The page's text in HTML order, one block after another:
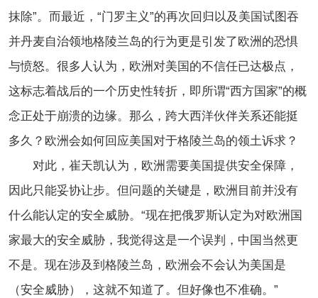
抹除”。而最近，“门罗主义”的再次回归以及美国试图吞
并丹麦自治领地格陵兰岛的行为更是引发了欧洲的恐惧
与愤怒。很多人认为，欧洲对美国的不信任已达极点，
这标志着战后的一个历史性转折，即所谓“西方国家”的概
念正处于崩溃的边缘。那么，跨大西洋伙伴关系还能挺
多久？欧洲会如何回应美国对于格陵兰岛的领土诉求？
对此，崔天凯认为，欧洲需要美国提供安全保障，
因此只能妥协让步。但问题的关键是，欧洲目前并没有
什么能认定的安全威胁。“现在把俄罗斯认定为对欧洲国
家最大的安全威胁，我觉得这是一个误判，中国当然更
不是。现在涉及到格陵兰岛，欧洲会不会认为美国是
（安全威胁），这就不知道了。但好像也不准确。”